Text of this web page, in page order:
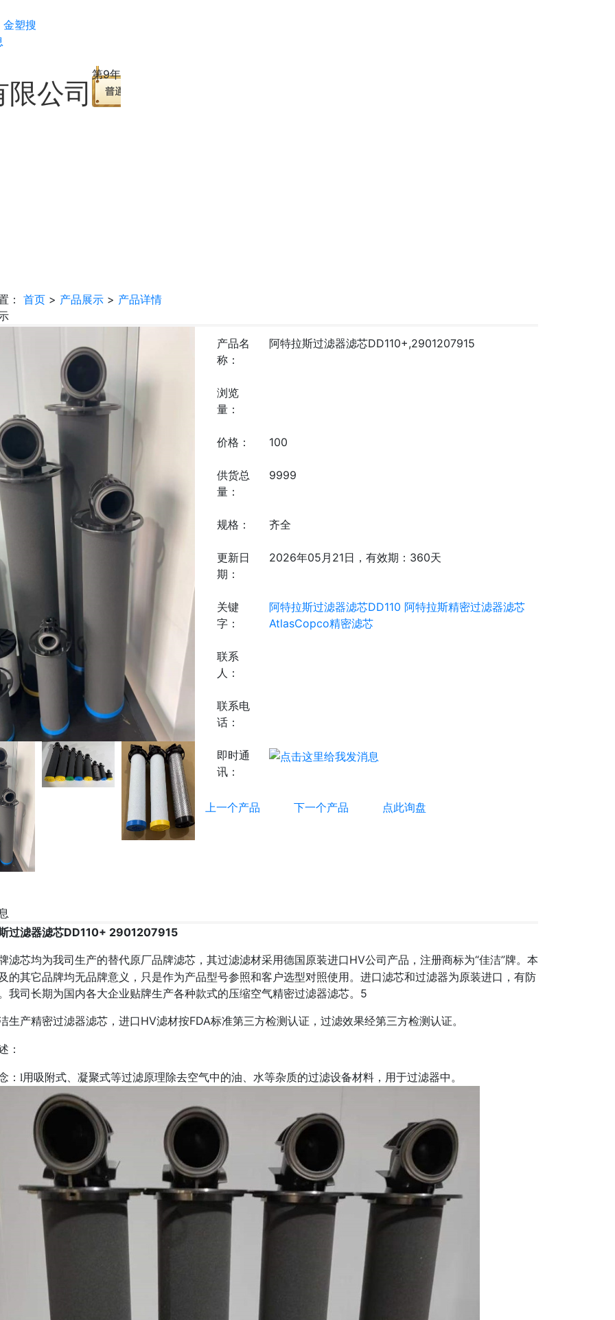
金塑搜
公司
第9年
： 首页 > 产品展示 > 产品详情
产品名
称：
阿特拉斯过滤器滤芯DD110+,2901207915
浏览
量：
价格： 100
供货总
量：
9999
规格： 齐全
更新日
期：
2026年05月21日，有效期：360天
关键
字：
阿特拉斯过滤器滤芯DD110 阿特拉斯精密过滤器滤芯
AtlasCopco精密滤芯
联系
人：
联系电
话：
即时通
讯：
上一个产品 下一个产品 点此询盘
过滤器滤芯DD110+ 2901207915
滤芯均为我司生产的替代原厂品牌滤芯，其过滤滤材采用德国原装进口HV公司产品，注册商标为“佳洁”牌。本
的其它品牌均无品牌意义，只是作为产品型号参照和客户选型对照使用。进口滤芯和过滤器为原装进口，有防
我司长期为国内各大企业贴牌生产各种款式的压缩空气精密过滤器滤芯。5
生产精密过滤器滤芯，进口HV滤材按FDA标准第三方检测认证，过滤效果经第三方检测认证。
：
： l用吸附式、凝聚式等过滤原理除去空气中的油、水等杂质的过滤设备材料，用于过滤器中。